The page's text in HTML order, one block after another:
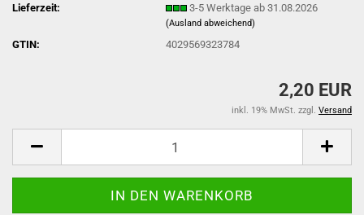
Lieferzeit:
3-5 Werktage ab 31.08.2026
(Ausland abweichend)
GTIN: 4029569323784
2,20 EUR
inkl. 19% MwSt. zzgl. Versand